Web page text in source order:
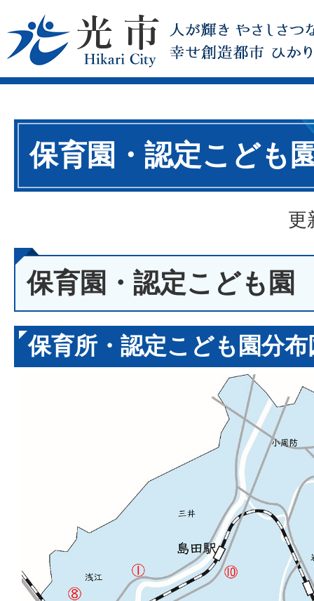
保育園・認定こども
更
保育園・認定こども園
保育所・認定こども園分布